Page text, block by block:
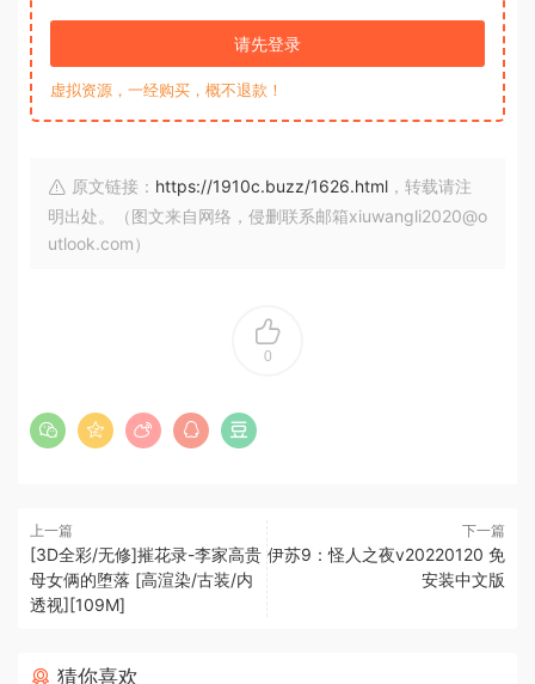
请先登录
虚拟资源，一经购买，概不退款！
原文链接： https://1910c.buzz/1626.html ，转载请注
明出处。（图文来自网络，侵删联系邮箱xiuwangli2020@o
utlook.com）
0
上一篇
[3D全彩/无修]摧花录-李家高贵
母女俩的堕落 [高渲染/古装/内
透视][109M]
下一篇
伊苏9：怪人之夜v20220120 免
安装中文版
猜你喜欢